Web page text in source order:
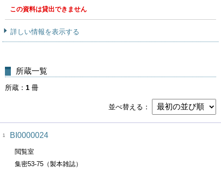
この資料は貸出できません
詳しい情報を表示する
所蔵一覧
所蔵 1 冊
並べ替える
1 BI0000024
閲覧室
集密53-75（製本雑誌）